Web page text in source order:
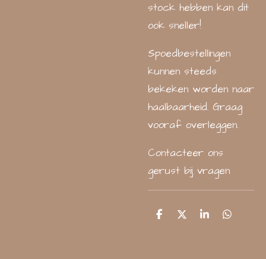
stock hebben kan dit
ook sneller!
Spoedbestellingen
kunnen steeds
bekeken worden naar
haalbaarheid. Graag
vooraf overleggen.
Contacteer ons
gerust bij vragen
D
D
S
D